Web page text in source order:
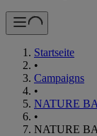
Startseite
•
Campaigns
•
NATURE
•
NATURE